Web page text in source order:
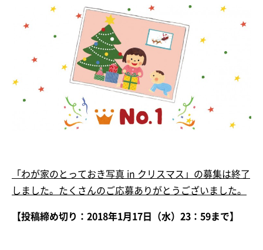
「わが家のとっておき写真 in クリスマス」の募集は終了
しました。たくさんのご応募ありがとうございました。
【投稿締め切り：2018年1月17日（水）23：59まで】